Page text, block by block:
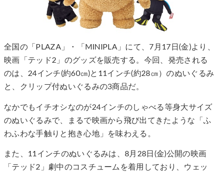
全国の「PLAZA」・「MINIPLA」にて、7月17日(金)より、
映画「テッド2」のグッズを販売する。今回、発売される
のは、24インチ(約60㎝)と11インチ(約28㎝）のぬいぐるみ
と、クリップ付ぬいぐるみの3商品だ。
なかでもイチオシなのが24インチのしゃべる等身大サイズ
のぬいぐるみで、まるで映画から飛び出てきたような「ふ
わふわな手触りと抱き心地」を味わえる。
また、11インチのぬいぐるみは、8月28日(金)公開の映画
「テッド2」劇中のコスチュームを着用しており、ウェッ